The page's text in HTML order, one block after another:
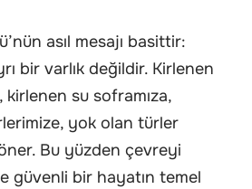
asıl mesajı basittir:
bir varlık değildir. Kirlenen
su soframıza,
yok olan türler
Bu yüzden çevreyi
güvenli bir hayatın temel